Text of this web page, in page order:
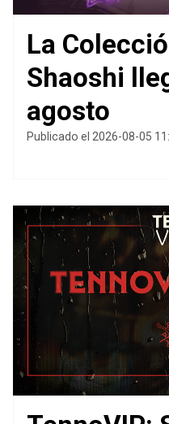
La
Shaoshi
agosto
Publicado el 2026-08-05